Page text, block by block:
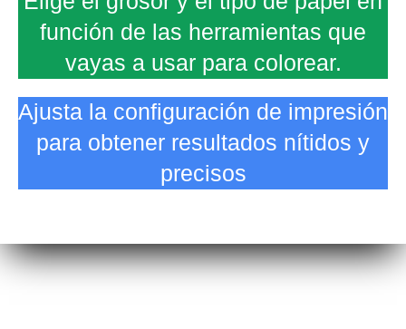
función de las herramientas que
vayas a usar para colorear.
Ajusta la configuración de impresión
para obtener resultados nítidos y
precisos